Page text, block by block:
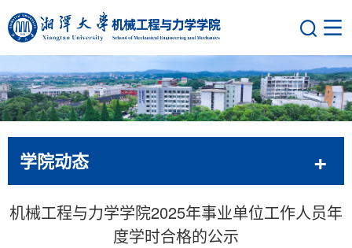
学院动态
机械工程与力学学院2025年事业单位工作人员年
度学时合格的公示